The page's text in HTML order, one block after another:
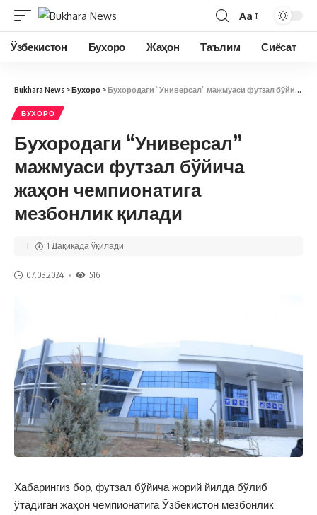
Aa
Ўзбекистон Бухоро Жаҳон Таълим Сиёсат
Bukhara News >Бухоро >Бухородаги “Универсал” мажмуаси футзал бўйича жаҳон чемпионатига мезбонлик қилади
БУХОРО
Бухородаги “Универсал”
мажмуаси футзал бўйича
жаҳон чемпионатига
мезбонлик қилади
07.03.2024 516
1 Дақиқада ўқилади
Хабарингиз бор, футзал бўйича жорий йилда бўлиб
ўтадиган жаҳон чемпионатига Ўзбекистон мезбонлик